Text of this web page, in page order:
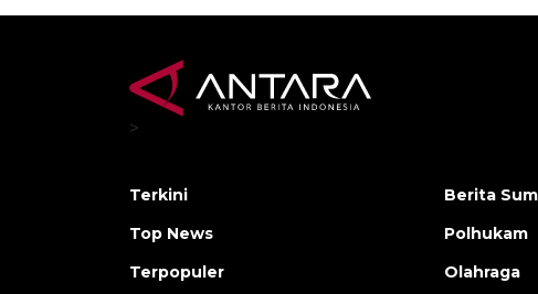
>
Terkini
Top News
Terpopuler
Berita
Polhukam
Olahraga